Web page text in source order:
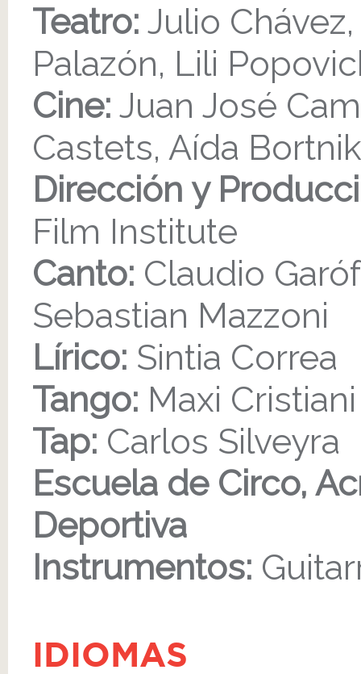
Teatro: Julio
Palazón, Lili
Cine: Juan José
Castets, Aída Bortnik
Dirección y
Film Institute
Canto: Claudio
Sebastian Mazzoni
Lírico: Sintia Correa
Tango: Maxi
Tap: Carlos Silveyra
Escuela de Circo,
Deportiva
Instrumentos:
IDIOMAS